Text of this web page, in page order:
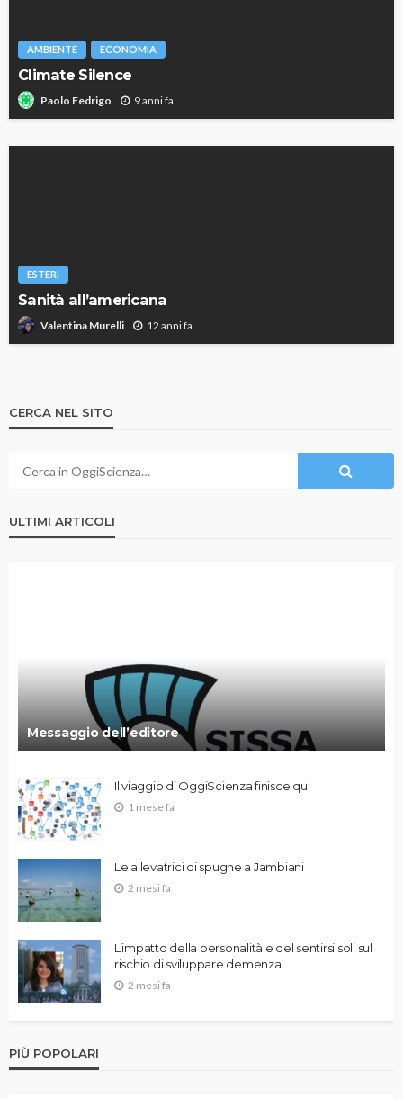
AMBIENTE ECONOMIA
Climate Silence
Paolo Fedrigo 9 anni fa
ESTERI
Sanità all’americana
Valentina Murelli 12 anni fa
CERCA NEL SITO
ULTIMI ARTICOLI
Messaggio dell’editore
Il viaggio di OggiScienza finisce qui
1 mese fa
Le allevatrici di spugne a Jambiani
2 mesi fa
L’impatto della personalità e del sentirsi soli sul
rischio di sviluppare demenza
2 mesi fa
PIÙ POPOLARI